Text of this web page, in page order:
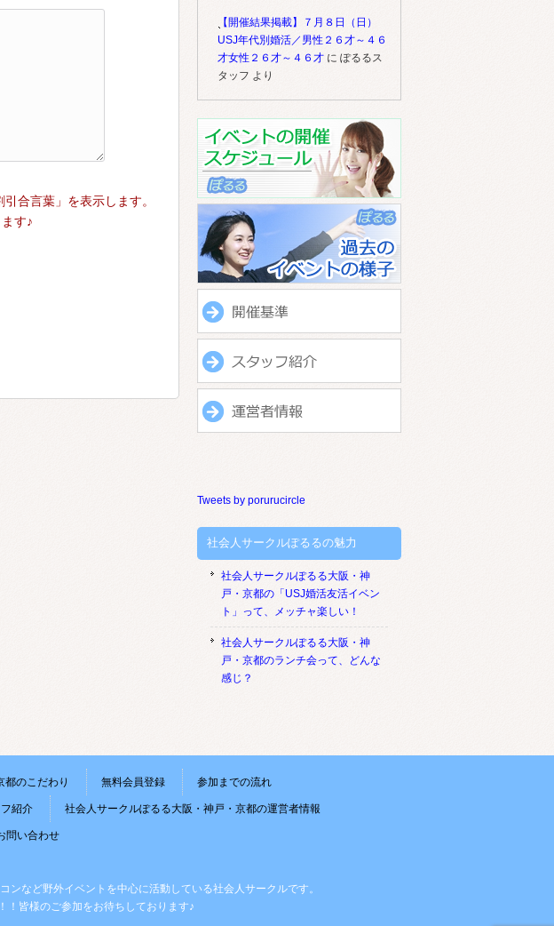
合言葉」を表示します。
す♪
【開催結果掲載】７月８日（日）
USJ年代別婚活／男性２６才～４６
才女性２６才～４６才 に ぽるるス
タッフ より
Tweets by porurucircle
社会人サークルぽるるの魅力
社会人サークルぽるる大阪・神
戸・京都の「USJ婚活友活イベン
ト」って、メッチャ楽しい！
社会人サークルぽるる大阪・神
戸・京都のランチ会って、どんな
感じ？
都のこだわり 無料会員登録 参加までの流れ
紹介 社会人サークルぽるる大阪・神戸・京都の運営者情報
問い合わせ
など野外イベントを中心に活動している社会人サークルです。
！皆様のご参加をお待ちしております♪